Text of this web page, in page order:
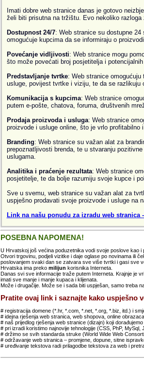
Imati dobre web stranice danas je gotovo
želi biti prisutna na tržištu. Evo nekoliko
Dostupnost 24/7: Web stranice su dostupne
omogućuje kupcima da se informiraju o
Povećanje vidljivosti: Web stranice mogu
što može povećati broj posjetitelja i potencijalnih
Predstavljanje tvrtke: Web stranice omogućuju
usluge, povijest tvrtke i viziju, te da se razlikuju
Komunikacija s kupcima: Web stranice
putem e-pošte, chatova, foruma, društvenih
Prodaja proizvoda i usluga: Web stranice
proizvode i usluge online, što je vrlo profitabilno
Branding: Web stranice su važan alat za
prepoznatljivosti brenda, te u stvaranju
uslugama.
Analitika i praćenje rezultata: Web stranice
posjetitelje, te da bolje razumiju svoje kupce i
Sve u svemu, web stranice su važan alat za
uspješno prodavati svoje proizvode i usluge na
Link na našu ponudu za izradu web stranica
POSEBNA NAPOMENA!
U Hrvatskoj još većina poduzetnika vodi svoje poslove kao i
Otvori trgovinu, podjeli vizitke i daje oglase po novinama ili
poslovanjem svaki dan se zatvara sve više tvrtki i gasi sve
Hrvatska ima preko milijun korisnika Interneta.
Danas svi sve informacije traže putem Interneta. Krajnje je
imati sve manje i manje kupaca i klijenata.
Može i drugačije. Može se i sada biti uspješan, samo treba
Pratite ovaj link i saznajte kako uspješno
# registracija domene (*.hr, *.com, *.net, *.org, *.biz, itd.) i
# idejna rješenja web stranica, web shopova, online
# naš prijedlog rješenja web stranice (dizajn) koji
# pri izradi koristimo najnovije tehnologije (CSS, PhP, MySql,
# držimo se svih standarda struke (World Wide Web
# održavanje web stranica – promjene, dopune, sitne
# uređivanje tekstova radi prilagodbe tekstova za web i